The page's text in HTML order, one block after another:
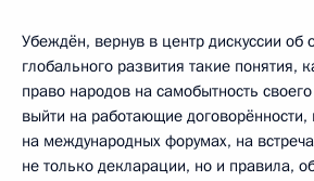
Убеждён, вернув в центр дискуссии об
глобального развития такие понятия,
право народов на самобытность
выйти на работающие договорённости,
на международных форумах, на
не только декларации, но и правила,